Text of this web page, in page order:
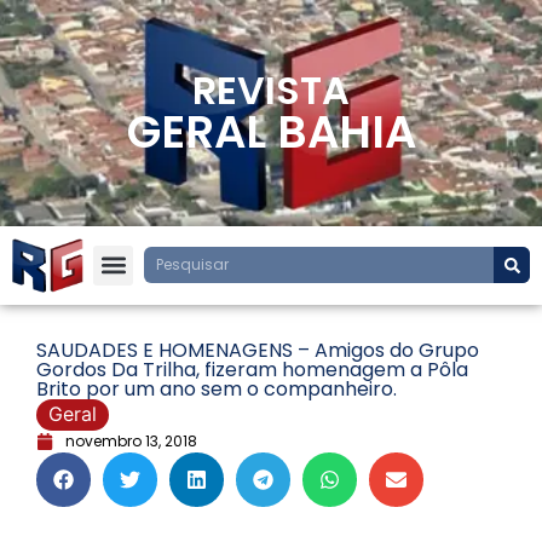
REVISTA
GERAL BAHIA
SAUDADES E HOMENAGENS – Amigos do Grupo
Gordos Da Trilha, fizeram homenagem a Pôla
Brito por um ano sem o companheiro.
Geral
novembro 13, 2018